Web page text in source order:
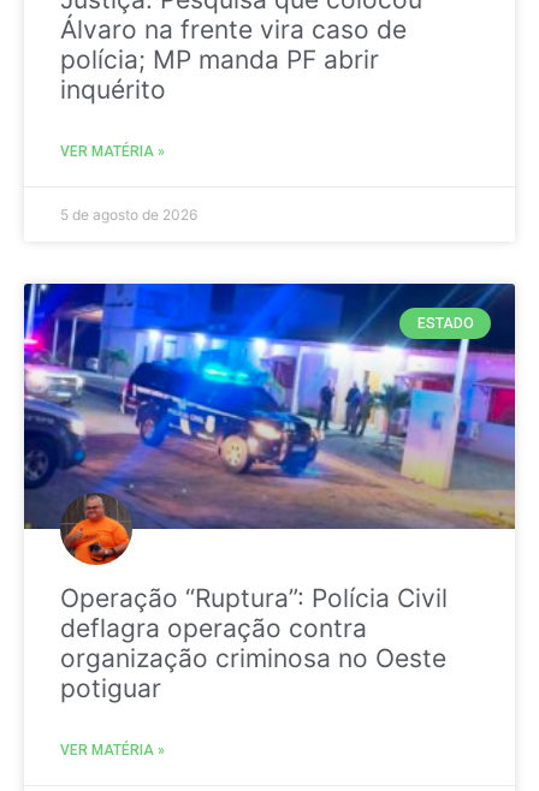
Álvaro na frente vira caso de
polícia; MP manda PF abrir
inquérito
VER MATÉRIA »
5 de agosto de 2026
ESTADO
Operação “Ruptura”: Polícia Civil
deflagra operação contra
organização criminosa no Oeste
potiguar
VER MATÉRIA »